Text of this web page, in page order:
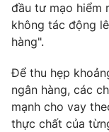
đầu tư mạo hiểm
không tác động
hàng".
Để thu hẹp
ngân hàng, các
mạnh cho vay
thực chất của